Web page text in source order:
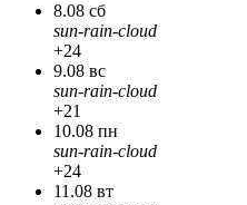
8.08 сб
sun-rain-cloud
+24
9.08 вс
sun-rain-cloud
+21
10.08 пн
sun-rain-cloud
+24
11.08 вт